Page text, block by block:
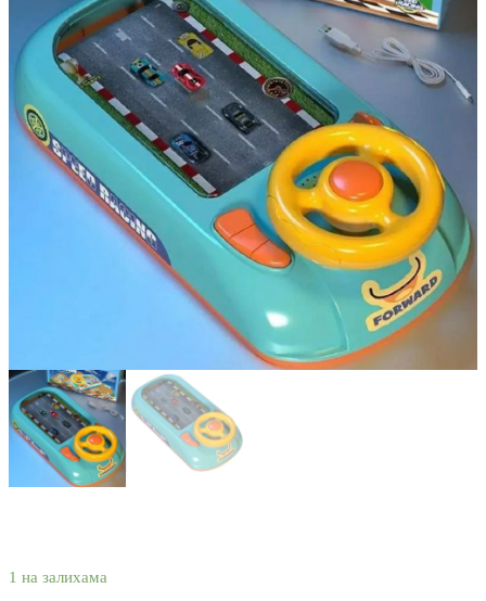
1 на залихама